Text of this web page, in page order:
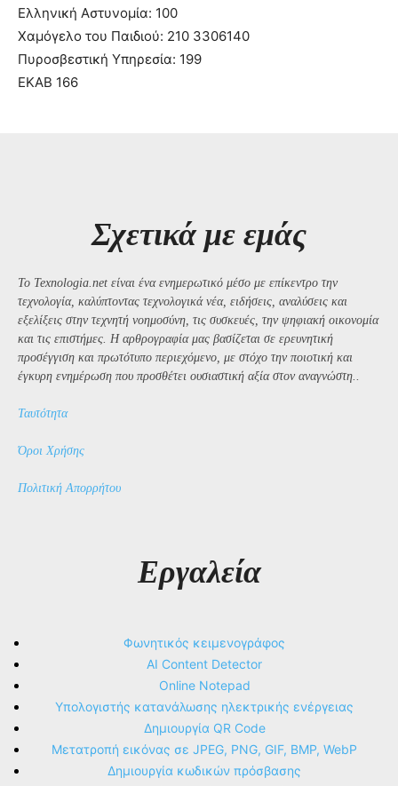
Ελληνική Αστυνομία: 100
Χαμόγελο του Παιδιού: 210 3306140
Πυροσβεστική Υπηρεσία: 199
ΕΚΑΒ 166
Σχετικά με εμάς
Το Texnologia.net είναι ένα ενημερωτικό μέσο με επίκεντρο την
τεχνολογία, καλύπτοντας τεχνολογικά νέα, ειδήσεις, αναλύσεις και
εξελίξεις στην τεχνητή νοημοσύνη, τις συσκευές, την ψηφιακή οικονομία
και τις επιστήμες. Η αρθρογραφία μας βασίζεται σε ερευνητική
προσέγγιση και πρωτότυπο περιεχόμενο, με στόχο την ποιοτική και
έγκυρη ενημέρωση που προσθέτει ουσιαστική αξία στον αναγνώστη..
Ταυτότητα
Όροι Χρήσης
Πολιτική Απορρήτου
Εργαλεία
Φωνητικός κειμενογράφος
AI Content Detector
Online Notepad
Υπολογιστής κατανάλωσης ηλεκτρικής ενέργειας
Δημιουργία QR Code
Μετατροπή εικόνας σε JPEG, PNG, GIF, BMP, WebP
Δημιουργία κωδικών πρόσβασης